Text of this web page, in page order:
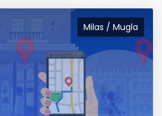
Milas / Mugla